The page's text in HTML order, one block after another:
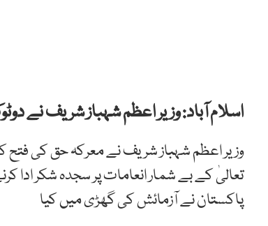
اسلام آباد: وزیر اعظم شہباز شریف نے
وزیر اعظم شہباز شریف نے معرکہ حق کی فتح
تعالیٰ کے بے شمار انعامات پر سجدہ شکر ادا
پاکستان نے آزمائش کی گھڑی میں کیا